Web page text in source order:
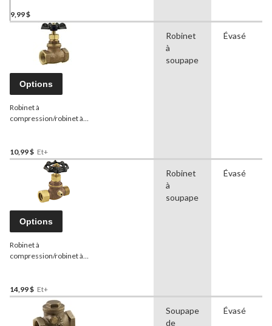
usage extérieur et
intérieur, tailles variées
9,99 $
Options
Robinet à
compression/robinet à
et intérieur, tailles variées
10,99 $ Et+
Robinet
à
soupape
Évasé
Options
Robinet à
compression/robinet à
14,99 $ Et+
Robinet
à
soupape
Évasé
Soupape
de
Évasé